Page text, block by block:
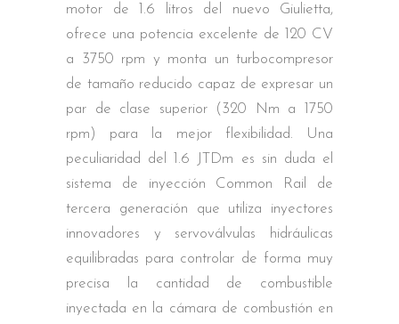
motor de 1.6 litros del nuevo Giulietta,
ofrece una potencia excelente de 120 CV
a 3750 rpm y monta un turbocompresor
de tamaño reducido capaz de expresar un
par de clase superior (320 Nm a 1750
rpm) para la mejor flexibilidad. Una
peculiaridad del 1.6 JTDm es sin duda el
sistema de inyección Common Rail de
tercera generación que utiliza inyectores
innovadores y servoválvulas hidráulicas
equilibradas para controlar de forma muy
precisa la cantidad de combustible
inyectada en la cámara de combustión en